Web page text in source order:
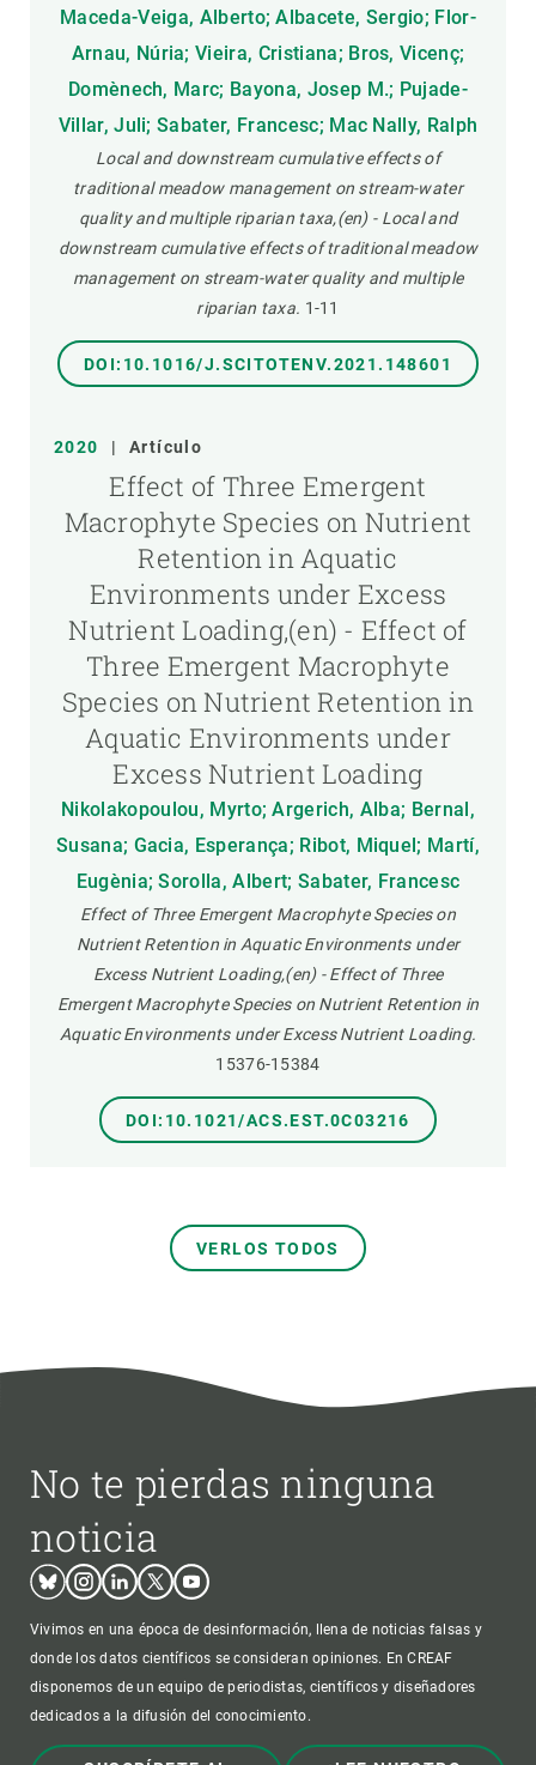
Maceda-Veiga, Alberto; Albacete, Sergio; Flor-
Arnau, Núria; Vieira, Cristiana; Bros, Vicenç;
Domènech, Marc; Bayona, Josep M.; Pujade-
Villar, Juli; Sabater, Francesc; Mac Nally, Ralph
Local and downstream cumulative effects of
traditional meadow management on stream-water
quality and multiple riparian taxa,(en) - Local and
downstream cumulative effects of traditional meadow
management on stream-water quality and multiple
riparian taxa. 1-11
DOI:10.1016/J.SCITOTENV.2021.148601
2020 | Artículo
Effect of Three Emergent
Macrophyte Species on Nutrient
Retention in Aquatic
Environments under Excess
Nutrient Loading,(en) - Effect of
Three Emergent Macrophyte
Species on Nutrient Retention in
Aquatic Environments under
Excess Nutrient Loading
Nikolakopoulou, Myrto; Argerich, Alba; Bernal,
Susana; Gacia, Esperança; Ribot, Miquel; Martí,
Eugènia; Sorolla, Albert; Sabater, Francesc
Effect of Three Emergent Macrophyte Species on
Nutrient Retention in Aquatic Environments under
Excess Nutrient Loading,(en) - Effect of Three
Emergent Macrophyte Species on Nutrient Retention in
Aquatic Environments under Excess Nutrient Loading.
15376-15384
DOI:10.1021/ACS.EST.0C03216
VERLOS TODOS
No te pierdas ninguna
noticia
BlueskyInstagram
LinkedinTwitterYoutube
Vivimos en una época de desinformación, llena de noticias falsas y
donde los datos científicos se consideran opiniones. En CREAF
disponemos de un equipo de periodistas, científicos y diseñadores
dedicados a la difusión del conocimiento.